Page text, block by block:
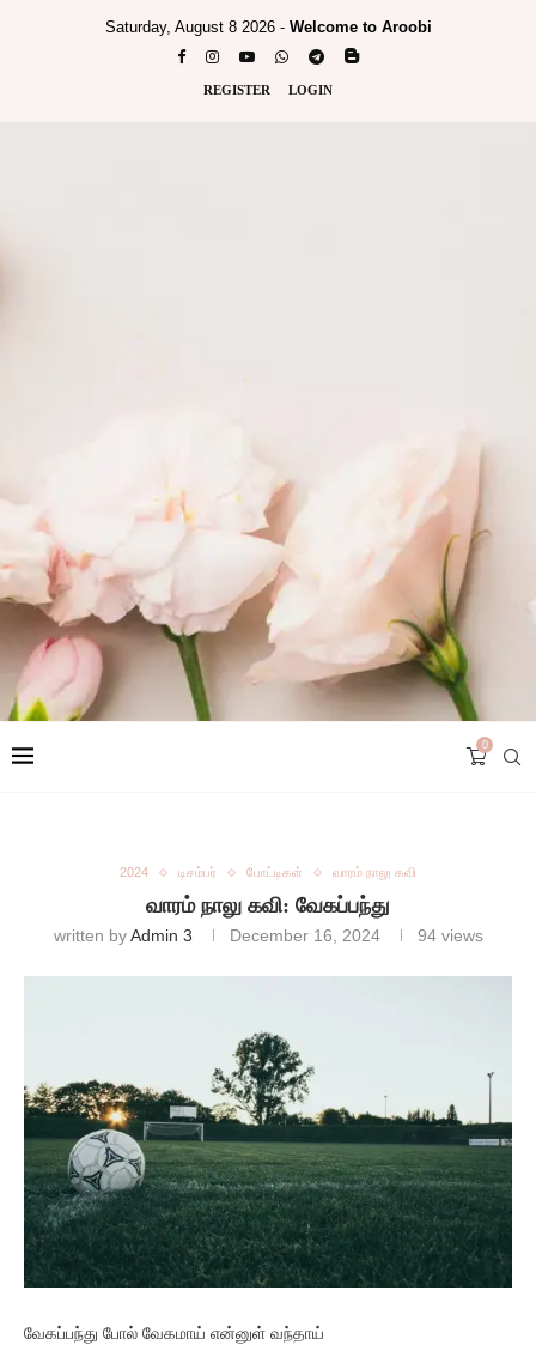
Saturday, August 8 2026 - Welcome to Aroobi
REGISTER LOGIN
0
2024 டிசம்பர் போட்டிகள் வாரம் நாலு கவி
வாரம் நாலு கவி: வேகப்பந்து
written byAdmin 3 December 16, 2024 94views
வேகப்பந்து போல் வேகமாய் என்னுள் வந்தாய்